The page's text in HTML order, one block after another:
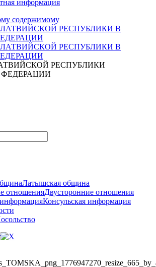
информация
содержимому
РЕСПУБЛИКИ
Латышская община
отношенияДвусторонние отношения
Консульская информация